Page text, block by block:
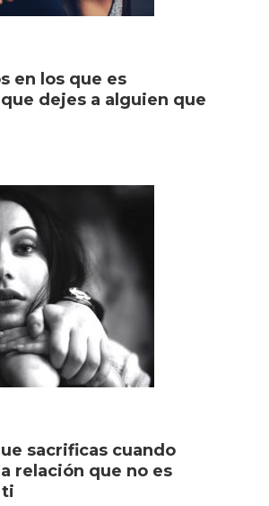
en los que es
dejes a alguien que
sacrificas cuando
relación que no es
ti